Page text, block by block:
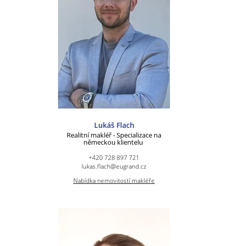
Lukáš Flach
Realitní makléř - Specializace na
německou klientelu
+420 728 897 721
lukas.flach@eugrand.cz
Nabídka nemovitostí makléře